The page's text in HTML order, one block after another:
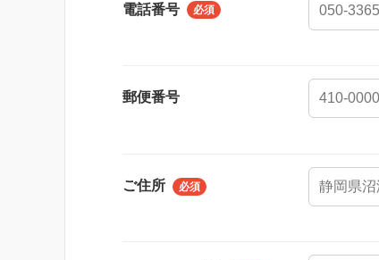
電話番号 必須
郵便番号
ご住所 必須